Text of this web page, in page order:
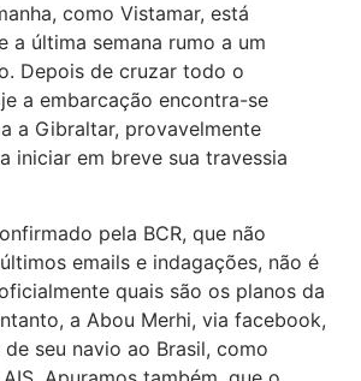
como Vistamar, está
a última semana rumo a um
Depois de cruzar todo o
a embarcação encontra-se
a Gibraltar, provavelmente
iniciar em breve sua travessia
pela BCR, que não
emails e indagações, não é
quais são os planos da
a Abou Merhi, via facebook,
seu navio ao Brasil, como